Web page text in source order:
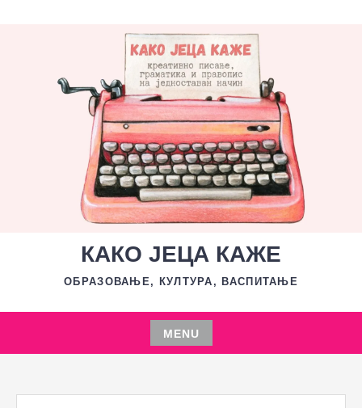
КАКО ЈЕЦА КАЖЕ
ОБРАЗОВАЊЕ, КУЛТУРА, ВАСПИТАЊЕ
MENU
Skip
content